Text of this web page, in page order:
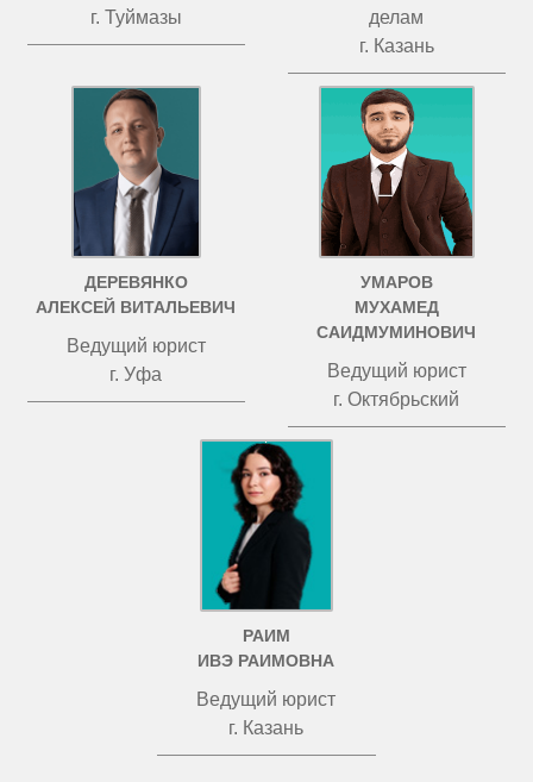
г. Туймазы
делам
г. Казань
ДЕРЕВЯНКО
АЛЕКСЕЙ ВИТАЛЬЕВИЧ
Ведущий юрист
г. Уфа
УМАРОВ
МУХАМЕД
САИДМУМИНОВИЧ
Ведущий юрист
г. Октябрьский
РАИМ
ИВЭ РАИМОВНА
Ведущий юрист
г. Казань